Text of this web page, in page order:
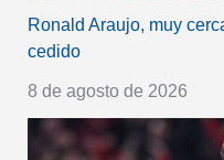
Ronald Araujo, muy
cedido
8 de agosto de 2026